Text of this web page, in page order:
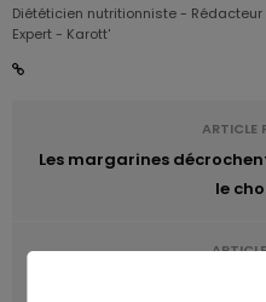
Diététicien nutritionniste -
Expert - Karott'
ARTICLE
Les margarines
le
La vitamine E réduit